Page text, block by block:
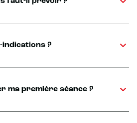
indications ?
ma première séance ?